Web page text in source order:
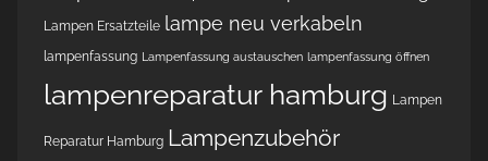
Lampen Ersatzteile lampe neu verkabeln
lampenfassung Lampenfassung austauschen lampenfassung öffnen
lampenreparatur hamburg Lampen
Reparatur Hamburg Lampenzubehör